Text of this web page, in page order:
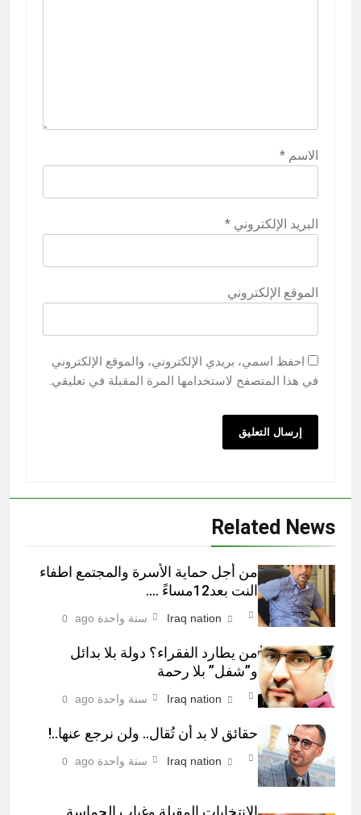
الاسم *
البريد الإلكتروني *
الموقع الإلكتروني
احفظ اسمي، بريدي الإلكتروني، والموقع الإلكتروني
في هذا المتصفح لاستخدامها المرة المقبلة في تعليقي.
Related News
من أجل حماية الأسرة والمجتمع اطفاء
النت بعد12مساءً ….
Iraq nation سنة واحدة ago 0
من يطارد الفقراء؟ دولة بلا بدائل
و”شفل” بلا رحمة
Iraq nation سنة واحدة ago 0
حقائق لا بد أن تُقال.. ولن نرجع عنها..!
Iraq nation سنة واحدة ago 0
الانتخابات المقبلة وغياب الحماسة